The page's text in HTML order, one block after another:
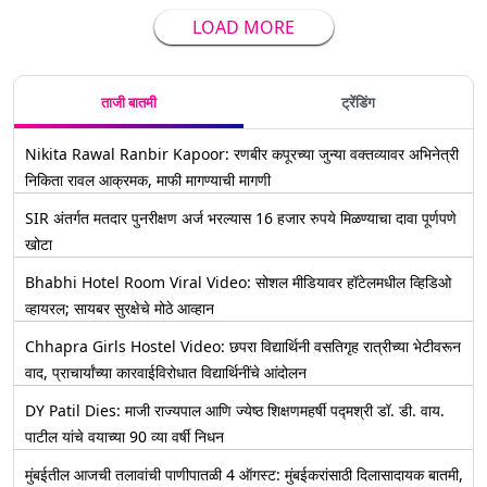
LOAD MORE
ताजी बातमी ट्रेंडिंग
Nikita Rawal Ranbir Kapoor: रणबीर कपूरच्या जुन्या वक्तव्यावर अभिनेत्री
निकिता रावल आक्रमक, माफी मागण्याची मागणी
SIR अंतर्गत मतदार पुनरीक्षण अर्ज भरल्यास 16 हजार रुपये मिळण्याचा दावा पूर्णपणे
खोटा
Bhabhi Hotel Room Viral Video: सोशल मीडियावर हॉटेलमधील व्हिडिओ
व्हायरल; सायबर सुरक्षेचे मोठे आव्हान
Chhapra Girls Hostel Video: छपरा विद्यार्थिनी वसतिगृह रात्रीच्या भेटीवरून
वाद, प्राचार्यांच्या कारवाईविरोधात विद्यार्थिनींचे आंदोलन
DY Patil Dies: माजी राज्यपाल आणि ज्येष्ठ शिक्षणमहर्षी पद्मश्री डॉ. डी. वाय.
पाटील यांचे वयाच्या 90 व्या वर्षी निधन
मुंबईतील आजची तलावांची पाणीपातळी 4 ऑगस्ट: मुंबईकरांसाठी दिलासादायक बातमी,